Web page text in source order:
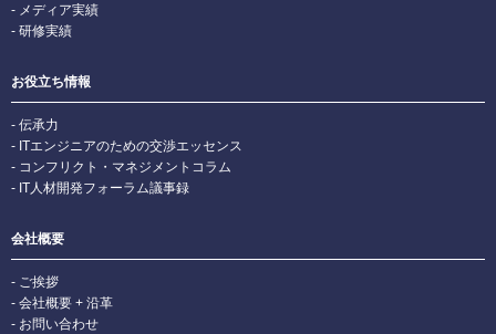
メディア実績
研修実績
お役立ち情報
伝承力
ITエンジニアのための交渉エッセンス
コンフリクト・マネジメントコラム
IT人材開発フォーラム議事録
会社概要
ご挨拶
会社概要 + 沿革
お問い合わせ